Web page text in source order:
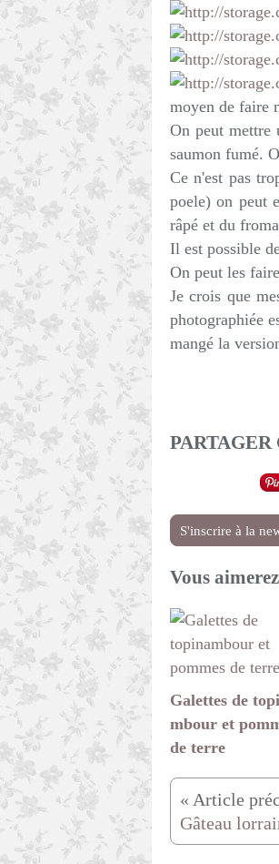
moyen de faire
On peut mettre
saumon fumé.
Ce n'est pas
poele) on peut
râpé et du
Il est possible
On peut les
Je crois que
photographiée
mangé la
S'inscrire à la
Vous
Galettes de
mbour et
de terre
Gâteau